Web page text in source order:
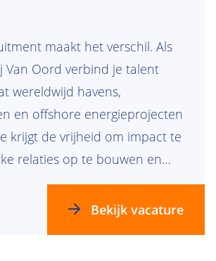
maakt het verschil. Als
Van Oord verbind je talent
wereldwijd havens,
en offshore energieprojecten
krijgt de vrijheid om impact te
relaties op te bouwen en
groeien die samen bouwen
Bekijk vacature